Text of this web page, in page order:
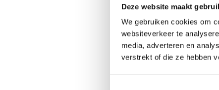
Deze website maakt
We gebruiken cookies om
websiteverkeer te
media, adverteren en
verstrekt of die ze hebben